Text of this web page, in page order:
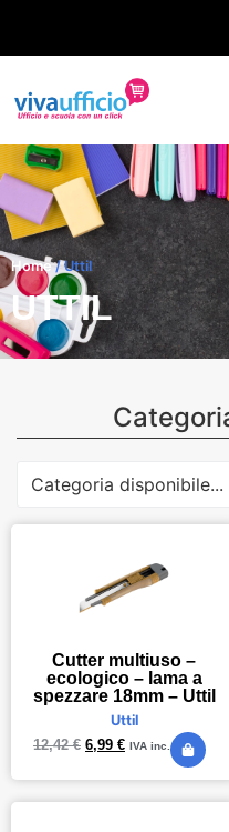
Home/ Uttil
UTTIL
Categoria disponibile...
Cutter multiuso –
ecologico – lama a
spezzare 18mm – Uttil
Uttil
12,42€ 6,99 € IVA inc.